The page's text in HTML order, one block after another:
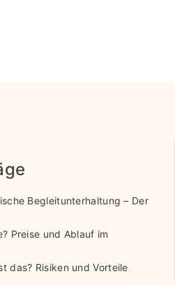
Begleitunterhaltung – Der
Preise und Ablauf im
das? Risiken und Vorteile